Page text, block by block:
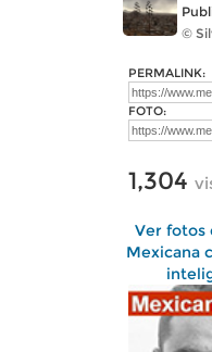
©
PERMALINK:
FOTO:
1,304
Ver fotos
Mexicana